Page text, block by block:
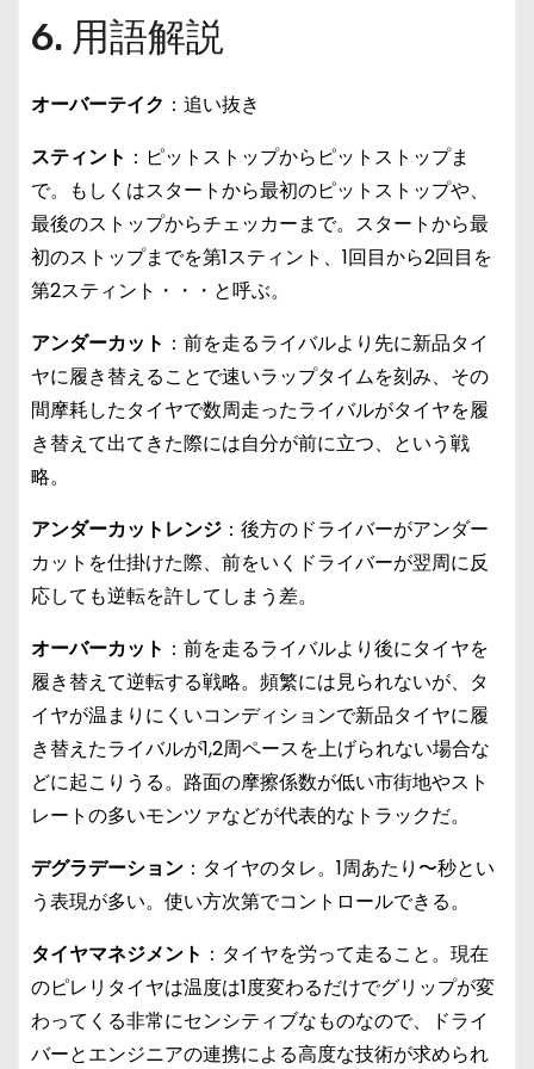
6. 用語解説
オーバーテイク ：追い抜き
スティント ：ピットストップからピットストップま
で。もしくはスタートから最初のピットストップや、
最後のストップからチェッカーまで。スタートから最
初のストップまでを第1スティント、1回目から2回目を
第2スティント・・・と呼ぶ。
アンダーカット ：前を走るライバルより先に新品タイ
ヤに履き替えることで速いラップタイムを刻み、その
間摩耗したタイヤで数周走ったライバルがタイヤを履
き替えて出てきた際には自分が前に立つ、という戦
略。
アンダーカットレンジ ：後方のドライバーがアンダー
カットを仕掛けた際、前をいくドライバーが翌周に反
応しても逆転を許してしまう差。
オーバーカット ：前を走るライバルより後にタイヤを
履き替えて逆転する戦略。頻繁には見られないが、タ
イヤが温まりにくいコンディションで新品タイヤに履
き替えたライバルが1,2周ペースを上げられない場合な
どに起こりうる。路面の摩擦係数が低い市街地やスト
レートの多いモンツァなどが代表的なトラックだ。
デグラデーション ：タイヤのタレ。1周あたり〜秒とい
う表現が多い。使い方次第でコントロールできる。
タイヤマネジメント ：タイヤを労って走ること。現在
のピレリタイヤは温度は1度変わるだけでグリップが変
わってくる非常にセンシティブなものなので、ドライ
バーとエンジニアの連携による高度な技術が求められ